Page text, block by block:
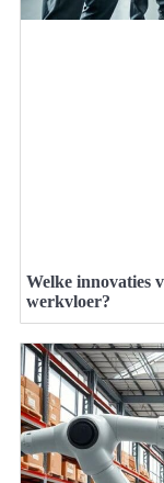
Welke innovaties
werkvloer?